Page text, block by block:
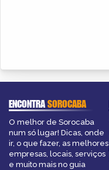
ENCONTRASOROCABA
O melhor de Sorocaba
num só lugar! Dicas, onde
ir, o que fazer, as melhores
empresas, locais, serviços
e muito mais no guia